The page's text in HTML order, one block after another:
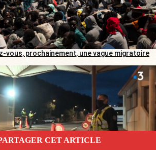
vous, prochainement, une vague migratoire
CET ARTICLE